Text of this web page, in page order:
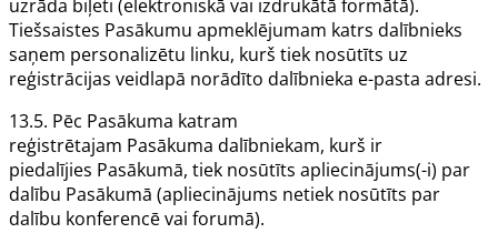
uzrāda biļeti (elektroniskā vai izdrukātā formātā).
Tiešsaistes Pasākumu apmeklējumam katrs dalībnieks
saņem personalizētu linku, kurš tiek nosūtīts uz
reģistrācijas veidlapā norādīto dalībnieka e-pasta adresi.
13.5. Pēc Pasākuma katram
reģistrētajam Pasākuma dalībniekam, kurš ir
piedalījies Pasākumā, tiek nosūtīts apliecinājums(-i) par
dalību Pasākumā (apliecinājums netiek nosūtīts par
dalību konferencē vai forumā).